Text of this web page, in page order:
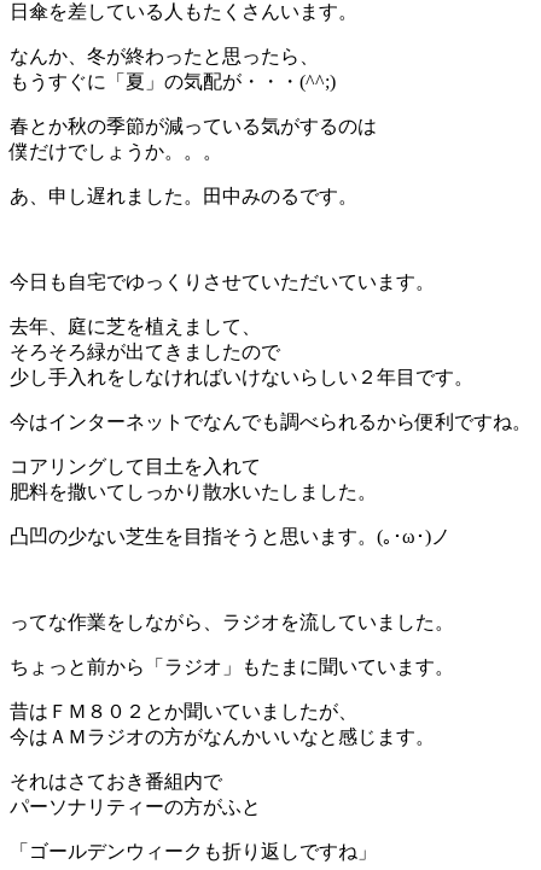
日傘を差している人もたくさんいます。
なんか、冬が終わったと思ったら、
もうすぐに「夏」の気配が・・・(^^;)
春とか秋の季節が減っている気がするのは
僕だけでしょうか。。。
あ、申し遅れました。田中みのるです。
今日も自宅でゆっくりさせていただいています。
去年、庭に芝を植えまして、
そろそろ緑が出てきましたので
少し手入れをしなければいけないらしい２年目です。
今はインターネットでなんでも調べられるから便利ですね。
コアリングして目土を入れて
肥料を撒いてしっかり散水いたしました。
凸凹の少ない芝生を目指そうと思います。(｡･ω･)ノ
ってな作業をしながら、ラジオを流していました。
ちょっと前から「ラジオ」もたまに聞いています。
昔はＦＭ８０２とか聞いていましたが、
今はＡＭラジオの方がなんかいいなと感じます。
それはさておき番組内で
パーソナリティーの方がふと
「ゴールデンウィークも折り返しですね」